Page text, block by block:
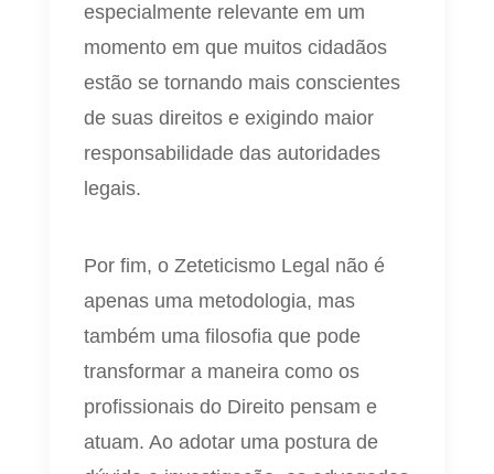
especialmente relevante em um
momento em que muitos cidadãos
estão se tornando mais conscientes
de suas direitos e exigindo maior
responsabilidade das autoridades
legais.
Por fim, o Zeteticismo Legal não é
apenas uma metodologia, mas
também uma filosofia que pode
transformar a maneira como os
profissionais do Direito pensam e
atuam. Ao adotar uma postura de